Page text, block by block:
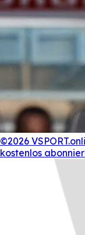
©2026
kostenlos